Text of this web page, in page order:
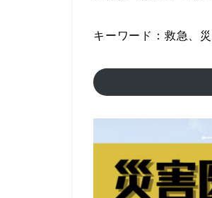
キーワード：救急、